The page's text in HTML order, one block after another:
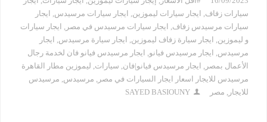
سيارات زفاف, ايجار سيارات ليموزين, ايجار سيارات مرسيدس, ايجار
سيارات مرسيدس زفاف, ايجار سيارات مرسيدس في مصر , ايجار سيارات
و ليموزين, ايجار سيارة زفاف ليموزين, ايجار سيارة مرسيدس, ايجار
مرسيدس, ايجار مرسيدس فيانو, ايجار مرسيدس فيانو فان لخدمة رجال
الأعمال بمصر , ايجار مرسيدس فيانو|فان, سيارات, ليموزين مطار القاهرة
مرسيدس للايجار اسعار ايجار السيارات في مصر , مرسيدس, مرسيدس
للايجار , مصر SAYED BASIOUNY